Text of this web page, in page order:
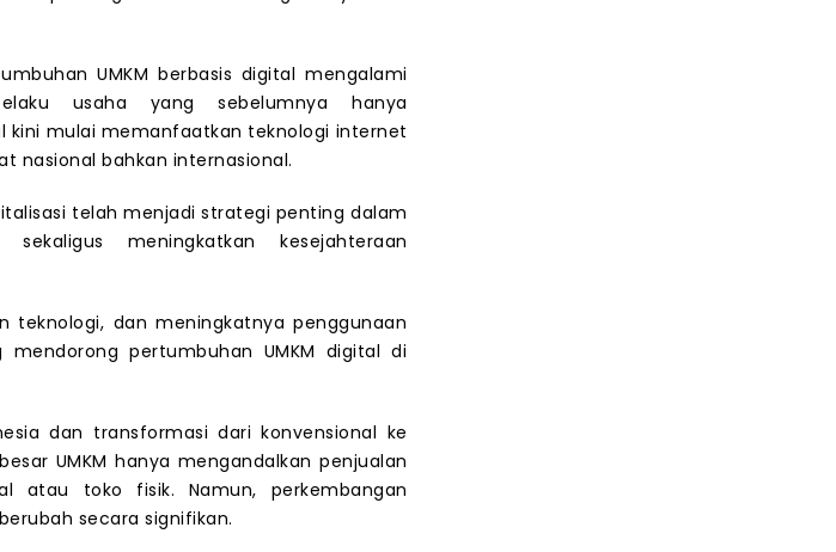
UMKM berbasis digital mengalami
usaha yang sebelumnya hanya
kini mulai memanfaatkan teknologi internet
nasional bahkan internasional.
telah menjadi strategi penting dalam
meningkatkan kesejahteraan
teknologi, dan meningkatnya penggunaan
pertumbuhan UMKM digital di
dan transformasi dari konvensional ke
UMKM hanya mengandalkan penjualan
atau toko fisik. Namun, perkembangan
secara signifikan.